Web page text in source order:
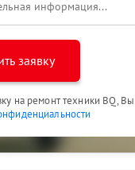
заявку
на ремонт техники BQ,